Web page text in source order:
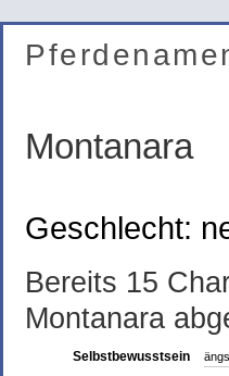
Montanara
Geschlecht:
Bereits 15
Montanara
Selbstbewusstsein